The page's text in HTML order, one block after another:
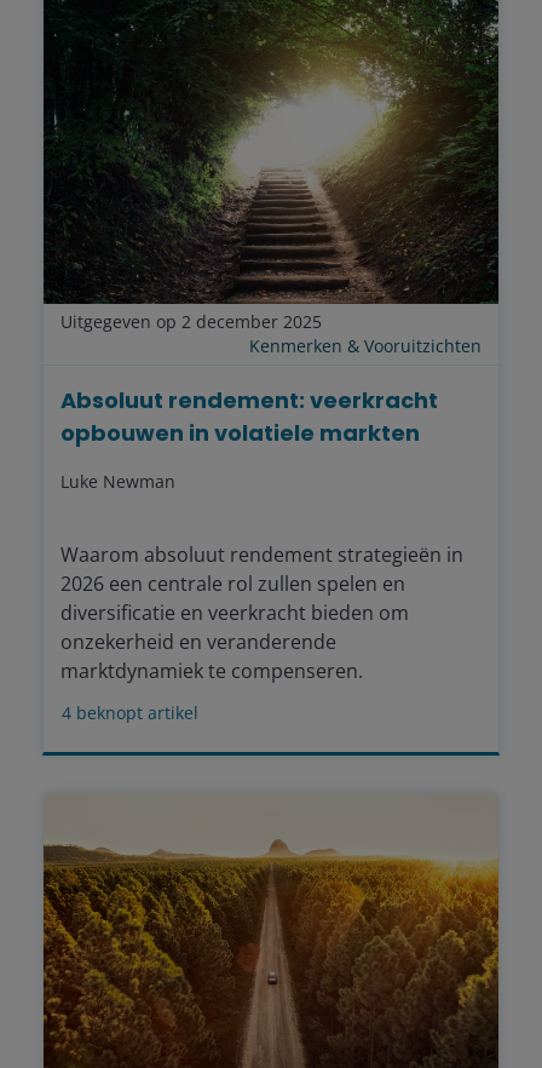
Uitgegeven op 2 december 2025
Kenmerken & Vooruitzichten
Absoluut rendement: veerkracht
opbouwen in volatiele markten
Luke Newman
Waarom absoluut rendement strategieën in
2026 een centrale rol zullen spelen en
diversificatie en veerkracht bieden om
onzekerheid en veranderende
marktdynamiek te compenseren.
4 beknopt artikel